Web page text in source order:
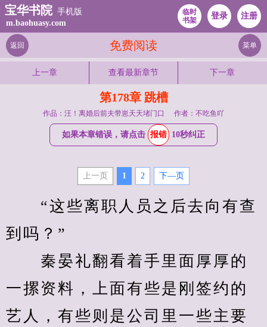
宝华书院 手机版
m.baohuasy.com
临时
书架
登录 注册
免费阅读
返回 菜单
上一章 查看最新章节 下一章
第178章 跳槽
作品：汪！离婚后前夫带崽天天堵门口 作者：不吃鱼吖
如果本章错误，请点击 报错 10秒纠正
上一页 1 2 下—页
“这些离职人员之后去向有查
到吗？”
秦晏礼翻看着手里面厚厚的
一摞资料，上面有些是刚签约的
艺人，有些则是公司里一些主要